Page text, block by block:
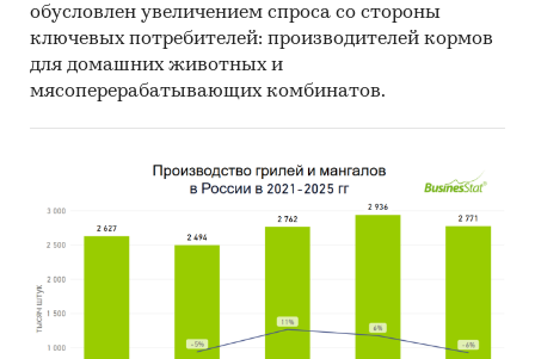
обусловлен увеличением спроса со стороны
ключевых потребителей: производителей кормов
для домашних животных и
мясоперерабатывающих комбинатов.